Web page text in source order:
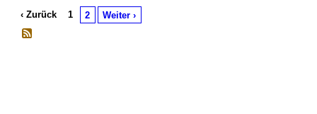
‹ Zurück 1 2 Weiter ›